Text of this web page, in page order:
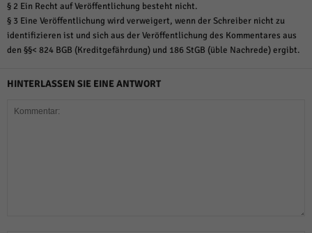
§ 2 Ein Recht auf Veröffentlichung besteht nicht.
§ 3 Eine Veröffentlichung wird verweigert, wenn der Schreiber nicht zu
identifizieren ist und sich aus der Veröffentlichung des Kommentares aus
den §§< 824 BGB (Kreditgefährdung) und 186 StGB (üble Nachrede) ergibt.
HINTERLASSEN SIE EINE ANTWORT